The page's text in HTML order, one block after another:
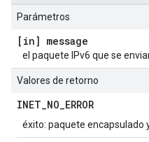
Parámetros
[in] message
el paquete IPv6 que se
Valores de retorno
INET_NO_ERROR
éxito: paquete encapsulado